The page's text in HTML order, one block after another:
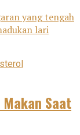
yang tengah
lari
Saat